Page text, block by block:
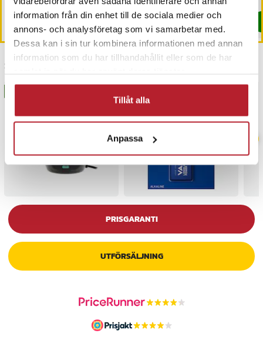
information från din enhet till de sociala medier och
annons- och analysföretag som vi samarbetar med.
Dessa kan i sin tur kombinera informationen med annan
information som du har tillhandahållit eller som de har
Tillåt alla
Anpassa
Köp
Köp
Senast besökta
PRISGARANTI
UTFÖRSÄLJNING